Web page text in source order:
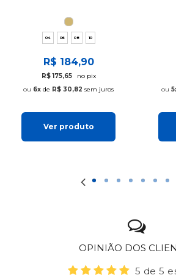
04 06 08 10
R$ 184,90
R$ 175,65
no pix
6x de R$ 30,82 sem juros
Ver produto
OPINIÃO DOS
5 de 5